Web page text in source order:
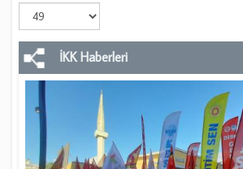
İKK Haberleri